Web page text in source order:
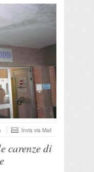
Invia via Mail
carenze di